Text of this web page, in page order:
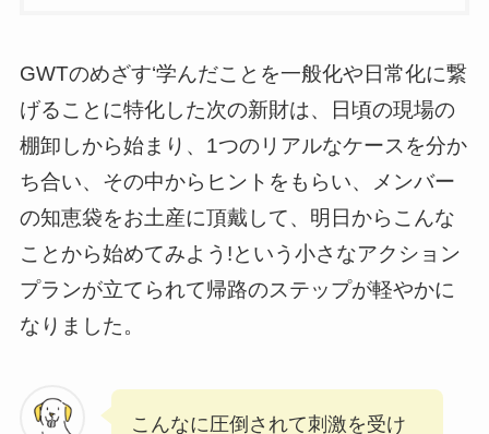
GWTのめざす‘学んだことを一般化や日常化に繋
げることに特化した次の新財は、日頃の現場の
棚卸しから始まり、1つのリアルなケースを分か
ち合い、その中からヒントをもらい、メンバー
の知恵袋をお土産に頂戴して、明日からこんな
ことから始めてみよう!という小さなアクション
プランが立てられて帰路のステップが軽やかに
なりました。
こんなに圧倒されて刺激を受け